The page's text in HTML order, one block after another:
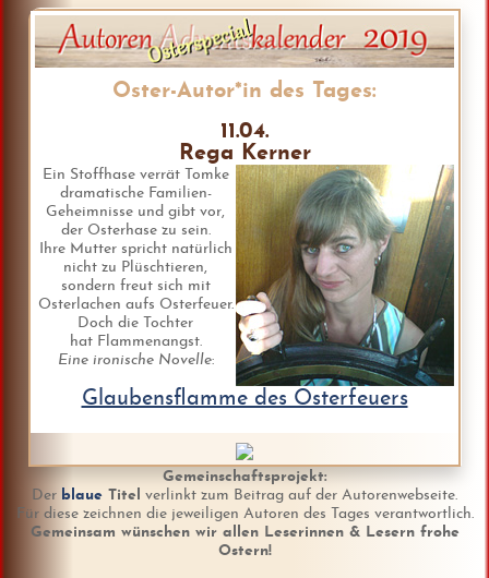
Oster-Autor*in des Tages:
11.04.
Rega Kerner
Ein Stoffhase verrät Tomke
dramatische Familien-
Geheimnisse und gibt vor,
der Osterhase zu sein.
Ihre Mutter spricht natürlich
nicht zu Plüschtieren,
sondern freut sich mit
Osterlachen aufs Osterfeuer.
Doch die Tochter
hat Flammenangst.
Eine ironische Novelle:
Glaubensflamme des Osterfeuers
Gemeinschaftsprojekt:
Der blaue Titel
verlinkt zum Beitrag auf der Autorenwebseite.
Für diese zeichnen die jeweiligen Autoren des Tages verantwortlich.
Gemeinsam wünschen wir allen Leserinnen & Lesern frohe
Ostern!